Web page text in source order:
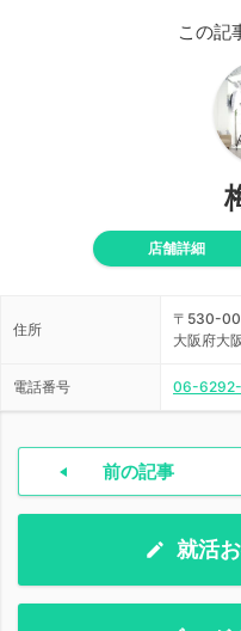
この記
店舗詳細
住所
〒530-
大阪府大
電話番号 06-
前の記事
就活